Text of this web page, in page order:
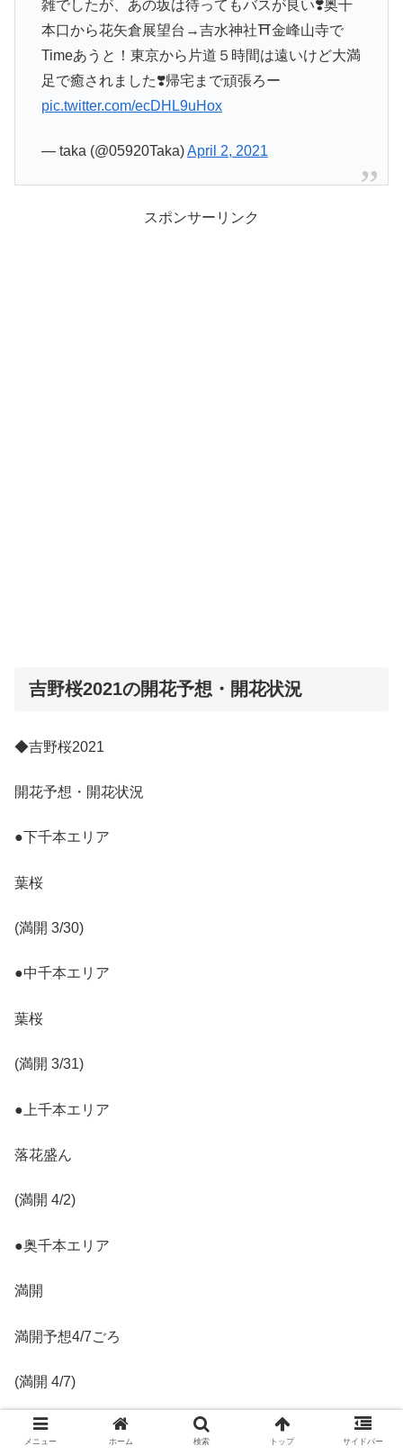
雑でしたが、あの坂は待ってもバスが良い❣️奥千
本口から花矢倉展望台→吉水神社⛩金峰山寺で
Timeあうと！東京から片道５時間は遠いけど大満
足で癒されました❣️帰宅まで頑張ろー
pic.twitter.com/ecDHL9uHox
— taka (@05920Taka)April 2, 2021
スポンサーリンク
吉野桜2021の開花予想・開花状況
◆吉野桜2021
開花予想・開花状況
●下千本エリア
葉桜
(満開 3/30)
●中千本エリア
葉桜
(満開 3/31)
●上千本エリア
落花盛ん
(満開 4/2)
●奥千本エリア
満開
満開予想4/7ごろ
(満開 4/7)
4/7現在
メニュー ホーム 検索 トップ サイドバー